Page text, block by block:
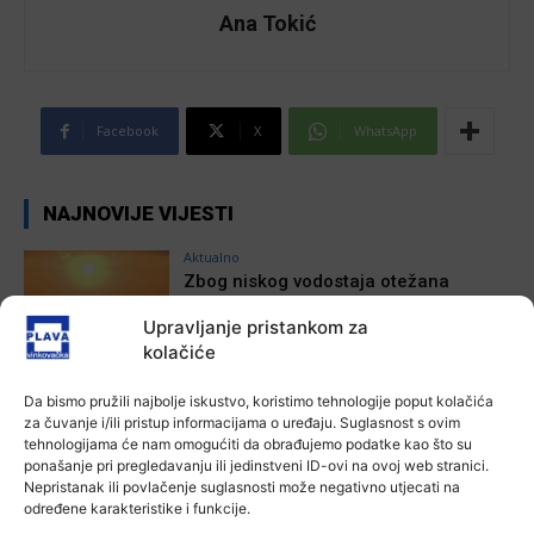
Upravljanje pristankom za
kolačiće
Da bismo pružili najbolje iskustvo, koristimo tehnologije poput kolačića
za čuvanje i/ili pristup informacijama o uređaju. Suglasnost s ovim
tehnologijama će nam omogućiti da obrađujemo podatke kao što su
ponašanje pri pregledavanju ili jedinstveni ID-ovi na ovoj web stranici.
Nepristanak ili povlačenje suglasnosti može negativno utjecati na
određene karakteristike i funkcije.
Ana Tokić
Facebook X WhatsApp
NAJNOVIJE VIJESTI
Aktualno
Zbog niskog vodostaja otežana
plovidba na Dunavu
6 kolovoza, 2026
Aktualno
Krimići, trileri, ljubavne priče i
povijesna fikcija najtraženiji su
žanrovi ovoga ljeta u vinkovačkoj
knjižnici
Ana Tokić -